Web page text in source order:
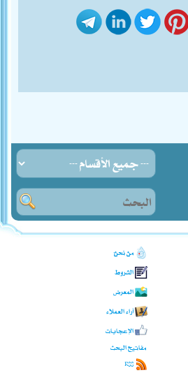
من نحن؟
الشروط
المعرض
آراء العملاء
الإعجابات
مفاتيح البحث
RSS